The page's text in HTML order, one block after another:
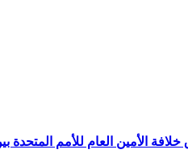
الأمين العام للأمم المتحدة